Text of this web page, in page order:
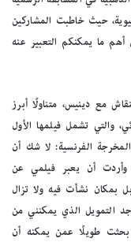
حيث خاطبت المشاركين
أهم ما يمكنكم التعبير عنه
مع دينيس، متناولًا أبرز
والتي تشمل فيلمها الأول
الفرنسية: لا شك أن
أن يعبر فيلمي عن
بمكان نشأت فيه ولا تزال
التمويل الذي يمكنني من
بحثت طويلًا عمن يمكنه أن